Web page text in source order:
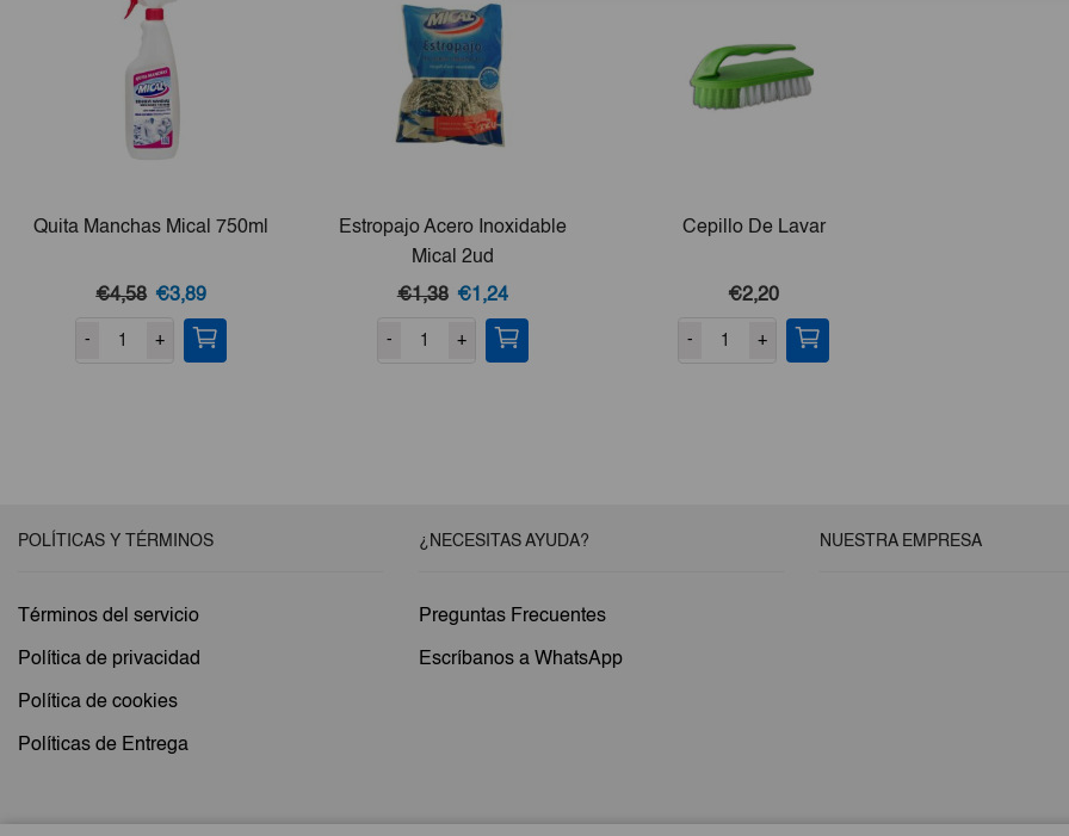
Quita Manchas Mical 750ml
€4,58 El
precio
original
€3,89El
precio
actual
- +
Estropajo Acero Inoxidable
Mical 2ud
€1,38 El
precio
original
€1,24El
precio
actual
- +
Cepillo De Lavar
€2,20
- +
POLÍTICAS Y TÉRMINOS
Términos del servicio
Política de privacidad
Política de cookies
Políticas de Entrega
¿NECESITAS AYUDA?
Preguntas Frecuentes
Escríbanos a WhatsApp
NUESTRA EMPRESA